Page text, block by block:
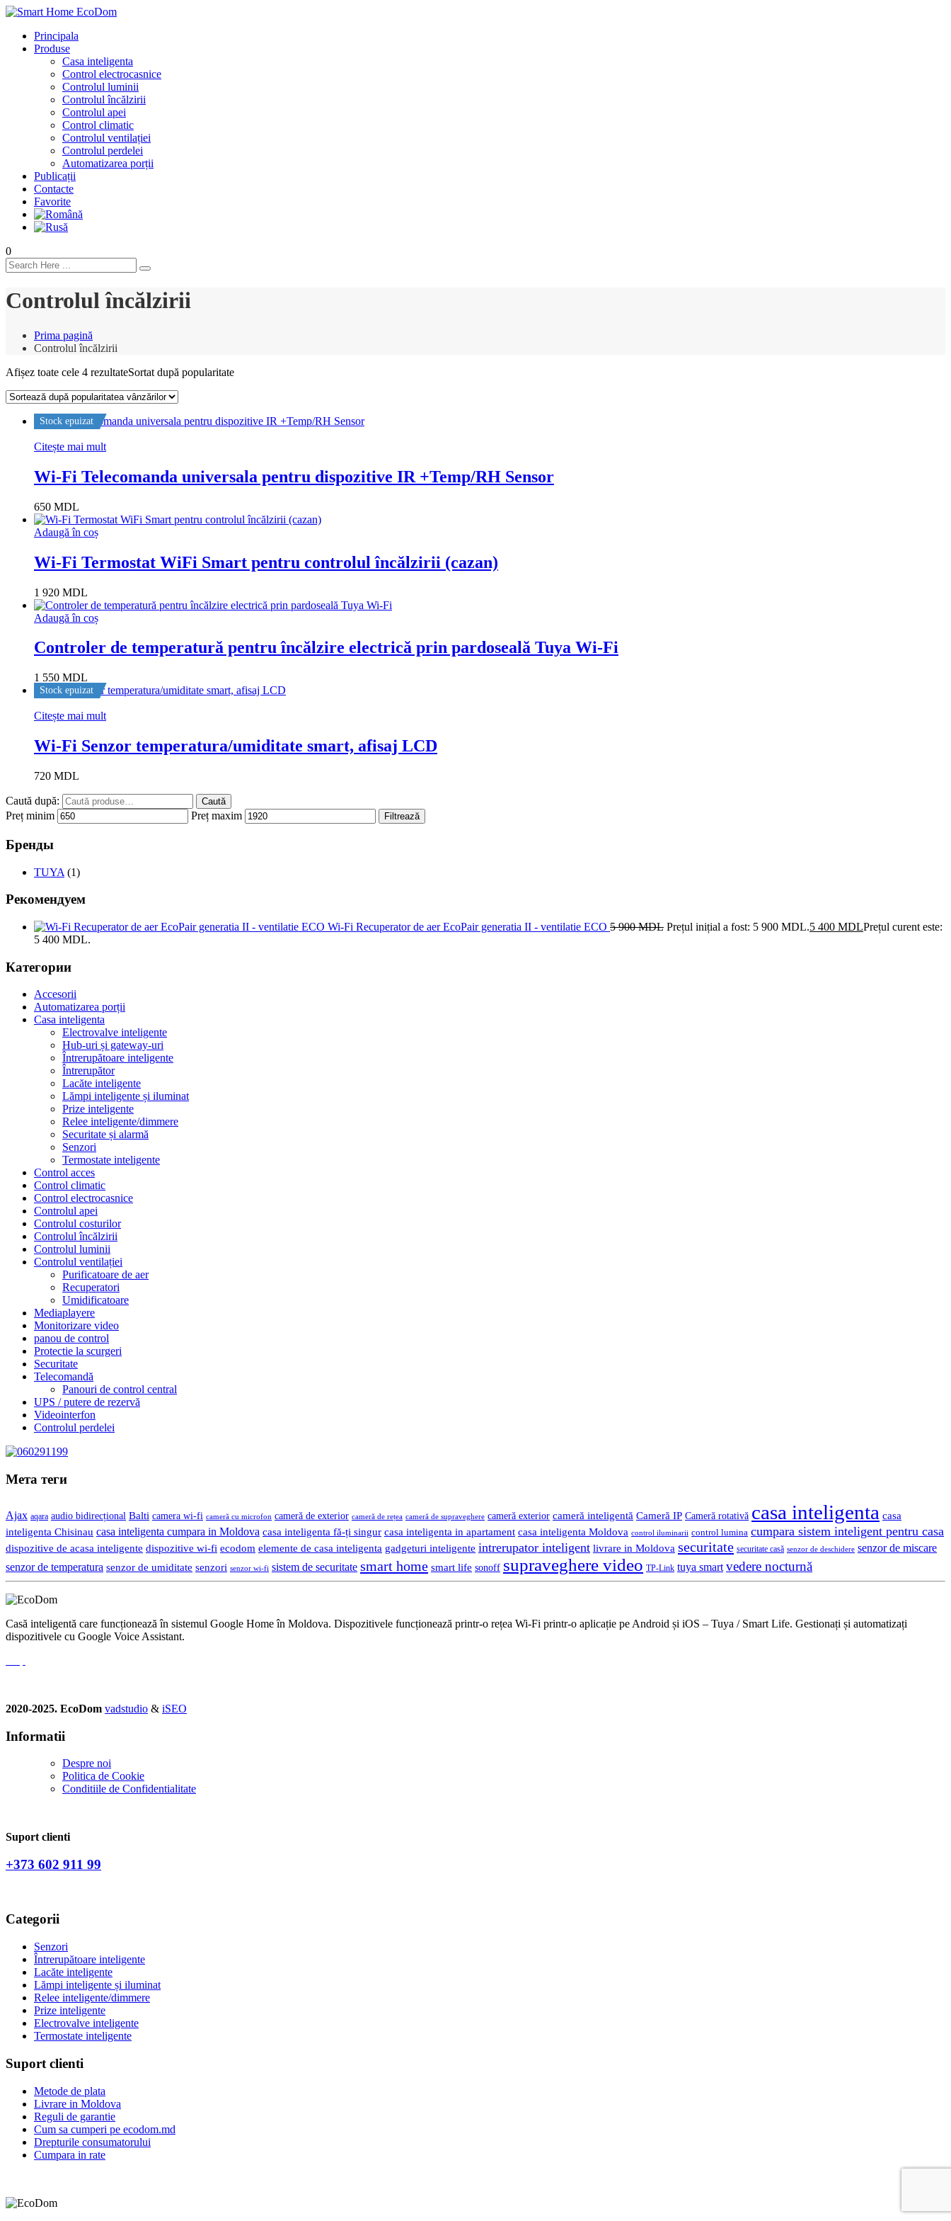
Principala
Produse
Casa inteligenta
Control electrocasnice
Controlul luminii
Controlul încălzirii
Controlul apei
Control climatic
Controlul ventilației
Сontrolul perdelei
Automatizarea porții
Publicații
Contacte
Favorite
0
Controlul încălzirii
Prima pagină
Controlul încălzirii
Afișez toate cele 4 rezultateSortat după popularitate
Stock epuizat
Citește mai mult
Wi-Fi Telecomanda universala pentru dispozitive IR +Temp/RH Sensor
650 MDL
Adaugă în coș
Wi-Fi Termostat WiFi Smart pentru controlul încălzirii (cazan)
1 920 MDL
Adaugă în coș
Controler de temperatură pentru încălzire electrică prin pardoseală Tuya Wi-Fi
1 550 MDL
Stock epuizat
Citește mai mult
Wi-Fi Senzor temperatura/umiditate smart, afisaj LCD
720 MDL
Caută după: Caută
Preț minim Preț maxim Filtrează
Бренды
TUYA (1)
Рекомендуем
Wi-Fi Recuperator de aer EcoPair generatia II - ventilatie ECO 5 900MDL Prețul inițial a fost: 5 900 MDL.5 400 MDLPrețul curent este:
5 400 MDL.
Категории
Accesorii
Automatizarea porții
Casa inteligenta
Electrovalve inteligente
Hub-uri și gateway-uri
Întrerupătoare inteligente
Întrerupător
Lacăte inteligente
Lămpi inteligente și iluminat
Prize inteligente
Relee inteligente/dimmere
Securitate și alarmă
Senzori
Termostate inteligente
Control acces
Control climatic
Control electrocasnice
Controlul apei
Controlul costurilor
Controlul încălzirii
Controlul luminii
Controlul ventilației
Purificatoare de aer
Recuperatori
Umidificatoare
Mediaplayere
Monitorizare video
panou de control
Protectie la scurgeri
Securitate
Telecomandă
Panouri de control central
UPS / putere de rezervă
Videointerfon
Сontrolul perdelei
Мета теги
Ajax aqara audio bidirecțional Balti camera wi-fi cameră cu microfon cameră de exterior cameră de rețea cameră de supraveghere cameră exterior cameră inteligentă Cameră IP Cameră rotativă casa inteligenta casa
inteligenta Chisinau casa inteligenta cumpara in Moldova casa inteligenta fă-ți singur casa inteligenta in apartament casa inteligenta Moldova control iluminarii control lumina cumpara sistem inteligent pentru casa
dispozitive de acasa inteligente dispozitive wi-fi ecodom elemente de casa inteligenta gadgeturi inteligente intrerupator inteligent livrare in Moldova securitate securitate casă senzor de deschidere senzor de miscare
senzor de temperatura senzor de umiditate senzori senzor wi-fi sistem de securitate smart home smart life sonoff supraveghere video TP-Link tuya smart vedere nocturnă
Casă inteligentă care funcționează în sistemul Google Home în Moldova. Dispozitivele funcționează printr-o rețea Wi-Fi printr-o aplicație pe Android și iOS – Tuya / Smart Life. Gestionați și automatizați
dispozitivele cu Google Voice Assistant.
2020-2025. EcoDom vadstudio & iSEO
Informatii
Despre noi
Politica de Сookie
Conditiile de Confidentialitate
Suport clienti
+373 602 911 99
Categorii
Senzori
Întrerupătoare inteligente
Lacăte inteligente
Lămpi inteligente și iluminat
Relee inteligente/dimmere
Prize inteligente
Electrovalve inteligente
Termostate inteligente
Suport clienti
Metode de plata
Livrare in Moldova
Reguli de garantie
Cum sa cumperi pe ecodom.md
Drepturile consumatorului
Cumpara in rate